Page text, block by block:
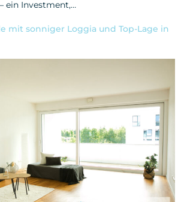
ein Investment,…
mit sonniger Loggia und Top-Lage in